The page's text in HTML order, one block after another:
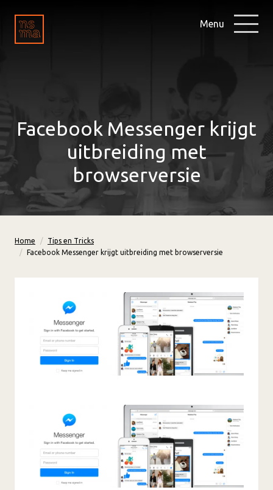
Menu
Facebook Messenger krijgt
uitbreiding met
browserversie
Home
Tips en Tricks
Facebook Messenger krijgt uitbreiding met browserversie